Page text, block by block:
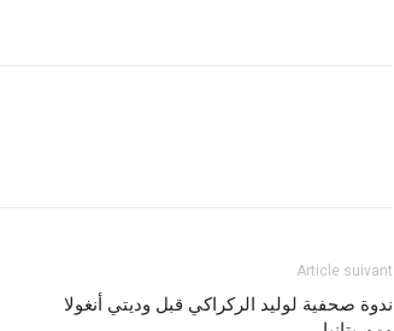
Article suivant
ندوة صحفية لوليد الركراكي قبل وديتي أنغولا